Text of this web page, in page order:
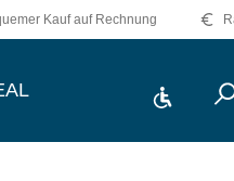
Kauf auf Rechnung